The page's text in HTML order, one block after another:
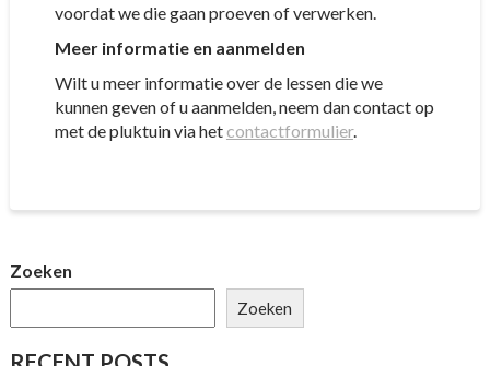
voordat we die gaan proeven of verwerken.
Meer informatie en aanmelden
Wilt u meer informatie over de lessen die we
kunnen geven of u aanmelden, neem dan contact op
met de pluktuin via hetcontactformulier.
Zoeken
Zoeken